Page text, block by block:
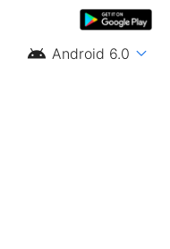
android Android 6.0 expand_more